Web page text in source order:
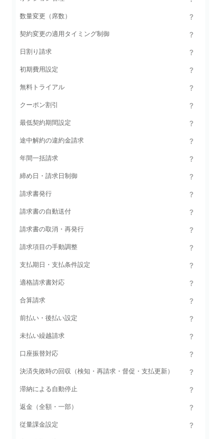
数量変更（席数）
契約変更の適用タイミング制御
日割り請求
初期費用設定
無料トライアル
クーポン割引
最低契約期間設定
途中解約の違約金請求
年間一括請求
締め日・請求日制御
請求書発行
請求書の自動送付
請求書の取消・再発行
請求項目の手動調整
支払期日・支払条件設定
適格請求書対応
合算請求
前払い・後払い設定
未払い繰越請求
口座振替対応
決済失敗時の回収（検知・再請求・督促・支払更新）
滞納による自動停止
返金（全額・一部）
従量課金設定